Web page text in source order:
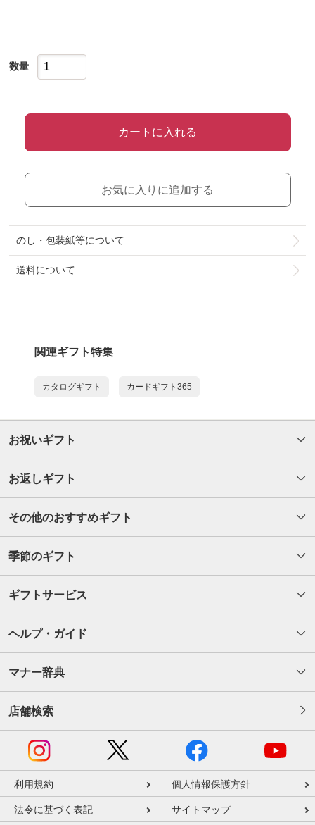
数量
カートに入れる
お気に入りに追加する
のし・包装紙等について
送料について
関連ギフト特集
カタログギフト カードギフト365
お祝いギフト
お返しギフト
その他のおすすめギフト
季節のギフト
ギフトサービス
ヘルプ・ガイド
マナー辞典
店舗検索
利用規約 個人情報保護方針
法令に基づく表記 サイトマップ